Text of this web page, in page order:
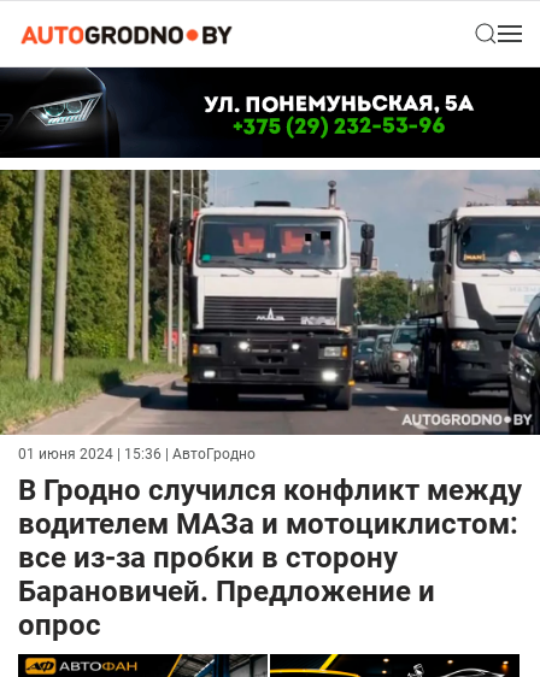
01 июня 2024 | 15:36 | АвтоГродно
В Гродно случился конфликт между
водителем МАЗа и мотоциклистом:
все из-за пробки в сторону
Барановичей. Предложение и
опрос